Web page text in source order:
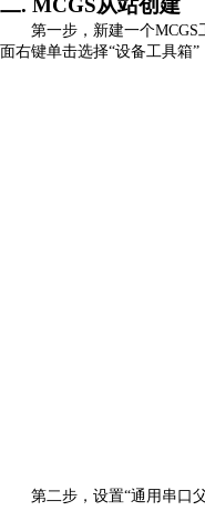
二. MCGS从站创建
第一步，新建一个MCGS
面右键单击选择“设备工具箱
第二步，设置“通用串口